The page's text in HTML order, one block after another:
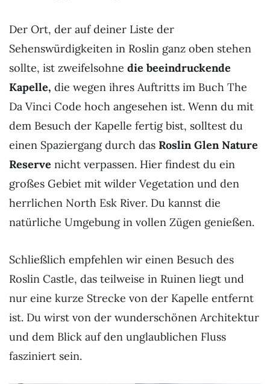
Der Ort, der auf deiner Liste der
Sehenswürdigkeiten in Roslin ganz oben stehen
sollte, ist zweifelsohne die beeindruckende
Kapelle, die wegen ihres Auftritts im Buch The
Da Vinci Code hoch angesehen ist. Wenn du mit
dem Besuch der Kapelle fertig bist, solltest du
einen Spaziergang durch das Roslin Glen Nature
Reserve nicht verpassen. Hier findest du ein
großes Gebiet mit wilder Vegetation und den
herrlichen North Esk River. Du kannst die
natürliche Umgebung in vollen Zügen genießen.
Schließlich empfehlen wir einen Besuch des
Roslin Castle, das teilweise in Ruinen liegt und
nur eine kurze Strecke von der Kapelle entfernt
ist. Du wirst von der wunderschönen Architektur
und dem Blick auf den unglaublichen Fluss
fasziniert sein.